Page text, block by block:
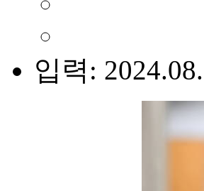
입력: